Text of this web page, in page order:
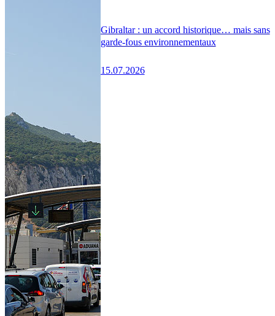
Gibraltar : un accord historique… mais sans
garde-fous environnementaux
15.07.2026